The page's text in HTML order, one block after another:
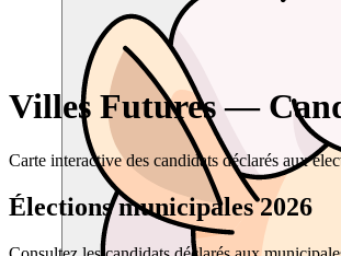
Villes Futures —
Carte interactive des candidats déclarés aux
Élections municipales 2026